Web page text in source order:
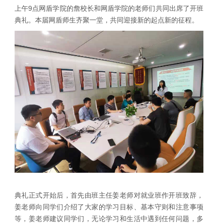
上午9点网盾学院的詹校长和网盾学院的老师们共同出席了开班
典礼。本届网盾师生齐聚一堂，共同迎接新的起点新的征程。
典礼正式开始后，首先由班主任姜老师对就业班作开班致辞，
姜老师向同学们介绍了大家的学习目标、基本守则和注意事项
等，姜老师建议同学们，无论学习和生活中遇到任何问题，多